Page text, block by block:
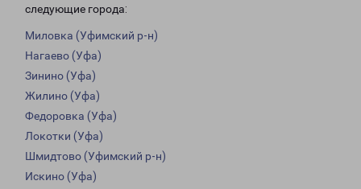
следующие города:
Миловка (Уфимский р-н)
Нагаево (Уфа)
Зинино (Уфа)
Жилино (Уфа)
Федоровка (Уфа)
Локотки (Уфа)
Шмидтово (Уфимский р-н)
Искино (Уфа)